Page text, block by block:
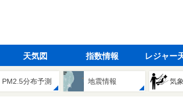
天気図 指数情報 レジャー
PM2.5分布予測 地震情報 気